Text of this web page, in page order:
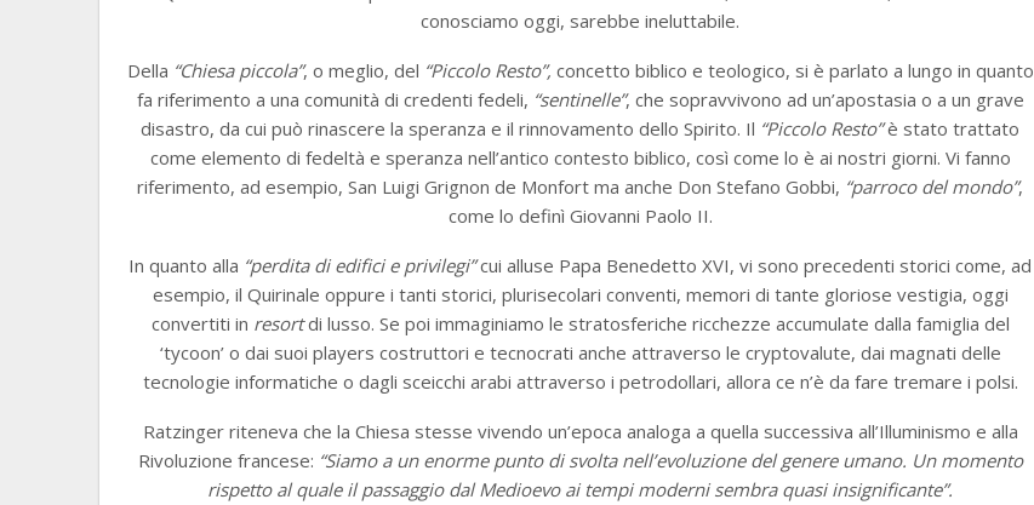
conosciamo oggi, sarebbe ineluttabile.
Della “Chiesa piccola”, o meglio, del “Piccolo Resto”, concetto biblico e teologico, si è parlato a lungo in quanto
fa riferimento a una comunità di credenti fedeli, “sentinelle”, che sopravvivono ad un’apostasia o a un grave
disastro, da cui può rinascere la speranza e il rinnovamento dello Spirito. Il “Piccolo Resto”è stato trattato
come elemento di fedeltà e speranza nell’antico contesto biblico, così come lo è ai nostri giorni. Vi fanno
riferimento, ad esempio, San Luigi Grignon de Monfort ma anche Don Stefano Gobbi, “parroco del mondo”,
come lo definì Giovanni Paolo II.
In quanto alla “perdita di edifici e privilegi”cui alluse Papa Benedetto XVI, vi sono precedenti storici come, ad
esempio, il Quirinale oppure i tanti storici, plurisecolari conventi, memori di tante gloriose vestigia, oggi
convertiti in resortdi lusso. Se poi immaginiamo le stratosferiche ricchezze accumulate dalla famiglia del
‘tycoon’ o dai suoi players costruttori e tecnocrati anche attraverso le cryptovalute, dai magnati delle
tecnologie informatiche o dagli sceicchi arabi attraverso i petrodollari, allora ce n’è da fare tremare i polsi.
Ratzinger riteneva che la Chiesa stesse vivendo un’epoca analoga a quella successiva all’Illuminismo e alla
Rivoluzione francese: “Siamo a un enorme punto di svolta nell’evoluzione del genere umano. Un momento
rispetto al quale il passaggio dal Medioevo ai tempi moderni sembra quasi insignificante”.